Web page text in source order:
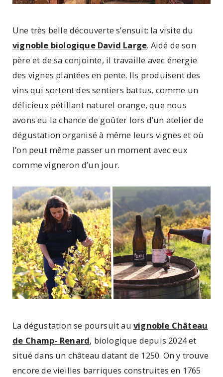
Une très belle découverte s’ensuit: la visite du
vignoble biologique David Large. Aidé de son
père et de sa conjointe, il travaille avec énergie
des vignes plantées en pente. Ils produisent des
vins qui sortent des sentiers battus, comme un
délicieux pétillant naturel orange, que nous
avons eu la chance de goûter lors d’un atelier de
dégustation organisé à même leurs vignes et où
l’on peut même passer un moment avec eux
comme vigneron d’un jour.
La dégustation se poursuit au vignoble Château
de Champ- Renard, biologique depuis 2024 et
situé dans un château datant de 1250. On y trouve
encore de vieilles barriques construites en 1765